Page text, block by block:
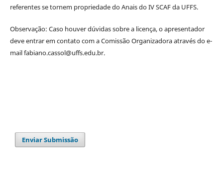
referentes se tornem propriedade do Anais do IV SCAF da UFFS.
Observação: Caso houver dúvidas sobre a licença, o apresentador
deve entrar em contato com a Comissão Organizadora através do e-
mail fabiano.cassol@uffs.edu.br.
Enviar Submissão